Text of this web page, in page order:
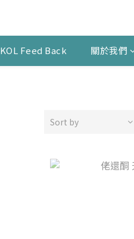
KOL Feed Back 關於我們
Sort by